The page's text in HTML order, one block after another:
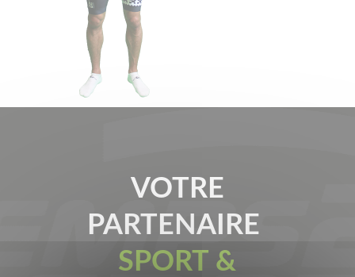
VOTRE
PARTENAIRE
SPORT &